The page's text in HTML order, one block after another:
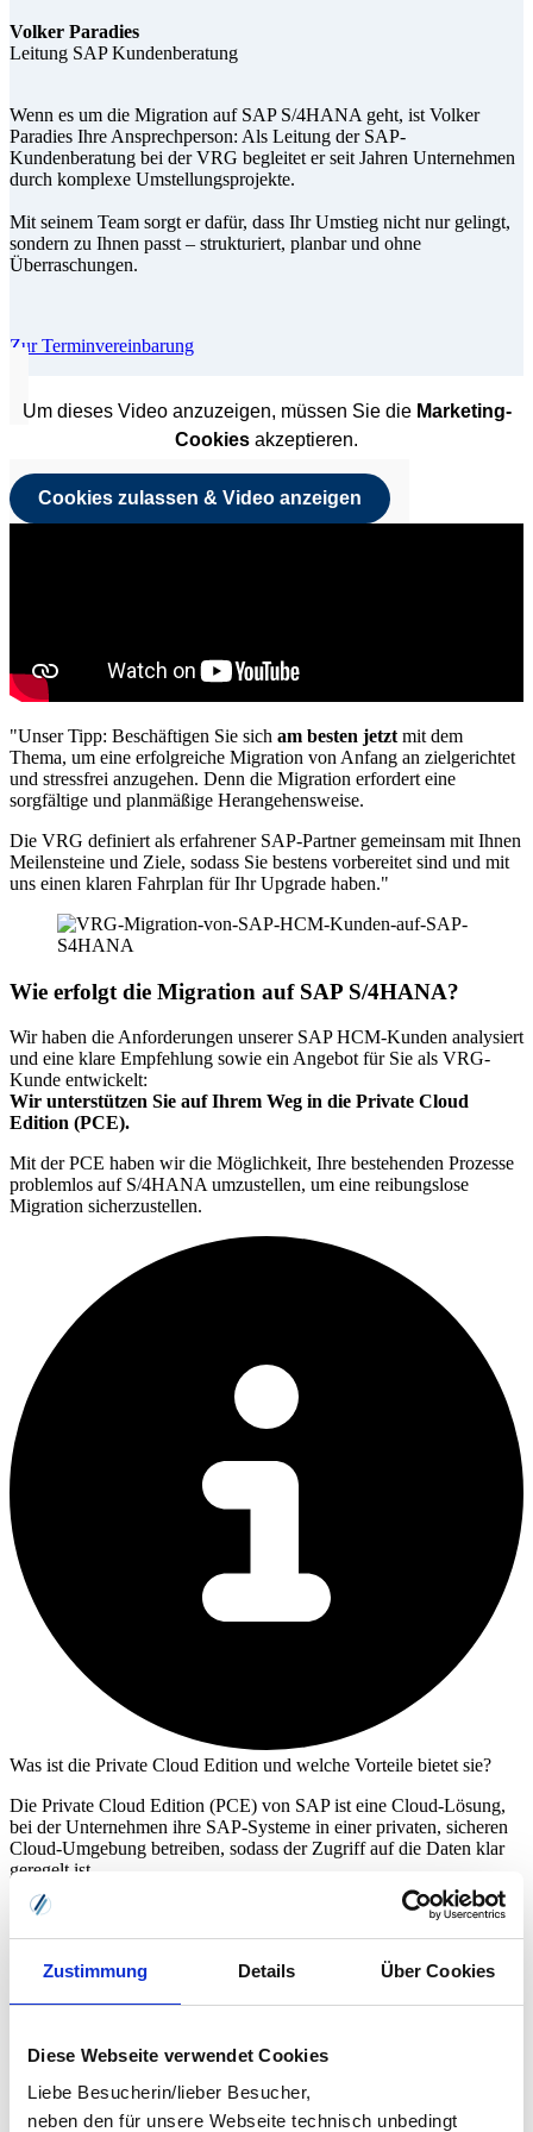
Zustimmung Details Über Cookies
Diese Webseite verwendet Cookies
Liebe Besucherin/lieber Besucher,
neben den für unsere Webseite technisch unbedingt
Volker Paradies
Leitung SAP Kundenberatung
Wenn es um die Migration auf SAP S/4HANA geht, ist Volker
Paradies Ihre Ansprechperson: Als Leitung der SAP-
Kundenberatung bei der VRG begleitet er seit Jahren Unternehmen
durch komplexe Umstellungsprojekte.
Mit seinem Team sorgt er dafür, dass Ihr Umstieg nicht nur gelingt,
sondern zu Ihnen passt – strukturiert, planbar und ohne
Überraschungen.
Zur Terminvereinbarung
Um dieses Video anzuzeigen, müssen Sie die Marketing-
Cookies akzeptieren.
Cookies zulassen & Video anzeigen
"Unser Tipp: Beschäftigen Sie sich am besten jetzt mit dem
Thema, um eine erfolgreiche Migration von Anfang an zielgerichtet
und stressfrei anzugehen. Denn die Migration erfordert eine
sorgfältige und planmäßige Herangehensweise.
Die VRG definiert als erfahrener SAP-Partner gemeinsam mit Ihnen
Meilensteine und Ziele, sodass Sie bestens vorbereitet sind und mit
uns einen klaren Fahrplan für Ihr Upgrade haben."
Wie erfolgt die Migration auf SAP S/4HANA?
Wir haben die Anforderungen unserer SAP HCM-Kunden analysiert
und eine klare Empfehlung sowie ein Angebot für Sie als VRG-
Kunde entwickelt:
Wir unterstützen Sie auf Ihrem Weg in die Private Cloud
Edition (PCE).
Mit der PCE haben wir die Möglichkeit, Ihre bestehenden Prozesse
problemlos auf S/4HANA umzustellen, um eine reibungslose
Migration sicherzustellen.
Was ist die Private Cloud Edition und welche Vorteile bietet sie?
Die Private Cloud Edition (PCE) von SAP ist eine Cloud-Lösung,
bei der Unternehmen ihre SAP-Systeme in einer privaten, sicheren
Cloud-Umgebung betreiben, sodass der Zugriff auf die Daten klar
geregelt ist.
Welche Schritte führen Sie erfolgreich ans Ziel?
Die S/4HANA-Transformation erfordert eine gründliche Planung
und Vorbereitung, gefolgt von einer flexiblen und präzisen
Umsetzung.
Wir strukturieren das gesamte S/4HANA-Projekt daher in
diese Phasen: